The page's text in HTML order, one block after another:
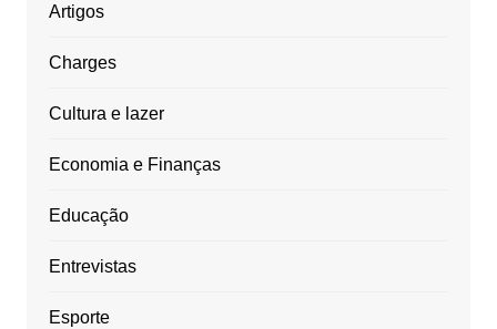
Artigos
Charges
Cultura e lazer
Economia e Finanças
Educação
Entrevistas
Esporte